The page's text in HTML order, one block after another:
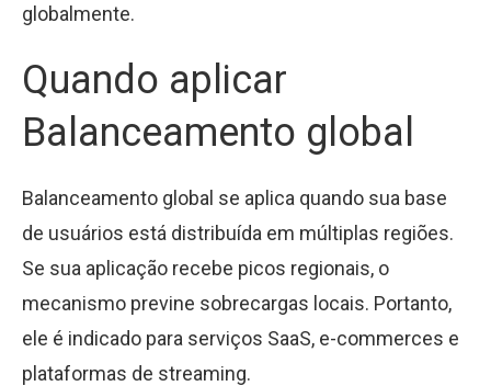
globalmente.
Quando aplicar
Balanceamento global
Balanceamento global se aplica quando sua base
de usuários está distribuída em múltiplas regiões.
Se sua aplicação recebe picos regionais, o
mecanismo previne sobrecargas locais. Portanto,
ele é indicado para serviços SaaS, e-commerces e
plataformas de streaming.